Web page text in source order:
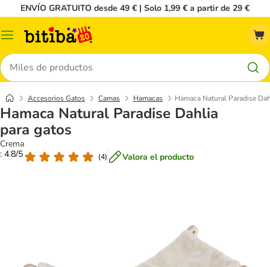
ENVÍO GRATUITO desde 49 € | Solo 1,99 € a partir de 29 €
Menú
Buscar
Accesorios Gatos Camas Hamacas Hamaca Natural Paradise
Hamaca Natural Paradise Dahlia
para gatos
Crema
: 4.8/5
(4) Valora el producto